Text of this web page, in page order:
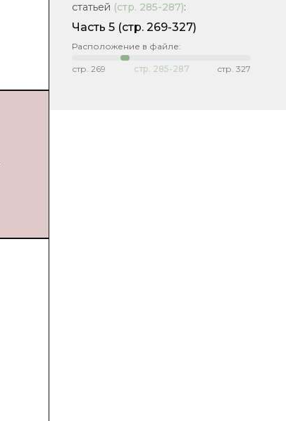
статьей (стр. 285-287):
Часть 5 (стр. 269-327)
Расположение в файле:
стр. 269 стр. 285-287 стр. 327